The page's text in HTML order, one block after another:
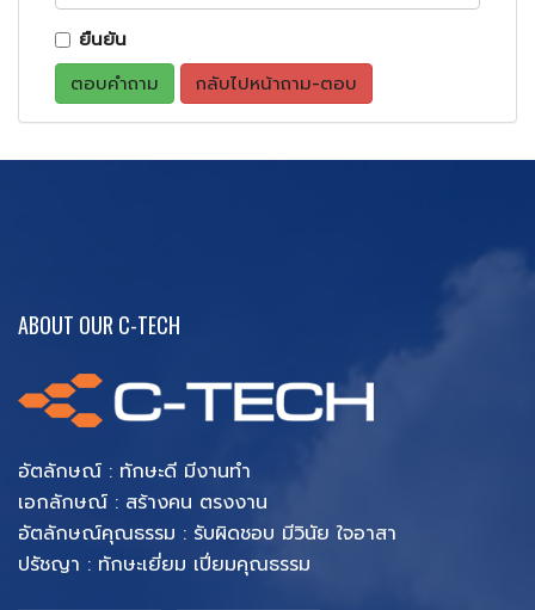
ยืนยัน
ตอบคำถาม
กลับไปหน้าถาม-ตอบ
ABOUT OUR C-TECH
อัตลักษณ์ : ทักษะดี มีงานทำ
เอกลักษณ์ : สร้างคน ตรงงาน
อัตลักษณ์คุณธรรม : รับผิดชอบ มีวินัย ใจอาสา
ปรัชญา : ทักษะเยี่ยม เปี่ยมคุณธรรม